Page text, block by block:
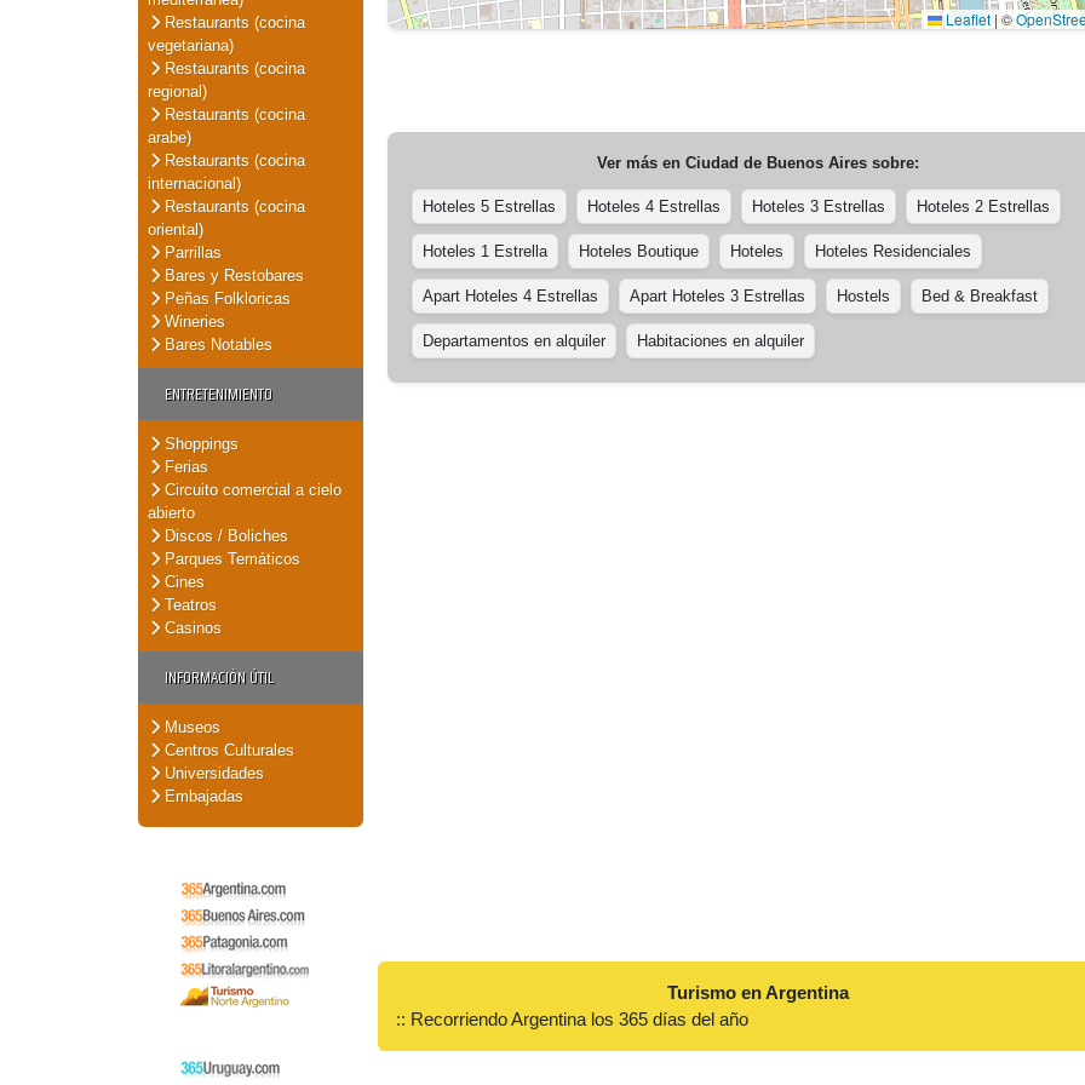
Restaurants (cocina
vegetariana)
Restaurants (cocina
regional)
Restaurants (cocina
arabe)
Restaurants (cocina
internacional)
Restaurants (cocina
oriental)
Parrillas
Bares y Restobares
Peñas Folkloricas
Wineries
Bares Notables
ENTRETENIMIENTO
Shoppings
Ferias
Circuito comercial a cielo
abierto
Discos / Boliches
Parques Temáticos
Cines
Teatros
Casinos
INFORMACIÓN ÚTIL
Museos
Centros Culturales
Universidades
Embajadas
Leaflet|©
Ver más en Ciudad de Buenos Airessobre:
Hoteles 5 Estrellas Hoteles 4 Estrellas Hoteles 3 Estrellas Hoteles 2 Estrellas
Hoteles 1 Estrella Hoteles Boutique Hoteles Hoteles Residenciales
Apart Hoteles 4 Estrellas Apart Hoteles 3 Estrellas Hostels Bed & Breakfast
Departamentos en alquiler Habitaciones en alquiler
Turismo en Argentina
:: Recorriendo Argentina los 365 días del año